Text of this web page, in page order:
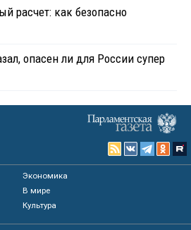
расчет: как безопасно
опасен ли для России супер
Экономика
В мире
Культура